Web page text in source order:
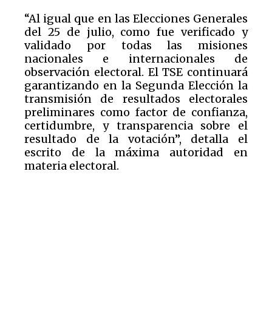
“Al igual que en las Elecciones Generales
del 25 de julio, como fue verificado y
validado por todas las misiones
nacionales e internacionales de
observación electoral. El TSE continuará
garantizando en la Segunda Elección la
transmisión de resultados electorales
preliminares como factor de confianza,
certidumbre, y transparencia sobre el
resultado de la votación”, detalla el
escrito de la máxima autoridad en
materia electoral.